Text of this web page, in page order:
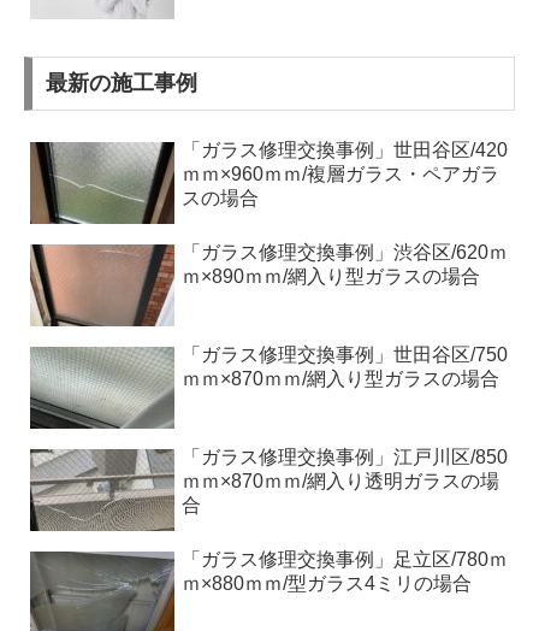
最新の施工事例
「ガラス修理交換事例」世田谷区/420
ｍｍ×960ｍｍ/複層ガラス・ペアガラ
スの場合
「ガラス修理交換事例」渋谷区/620ｍ
ｍ×890ｍｍ/網入り型ガラスの場合
「ガラス修理交換事例」世田谷区/750
ｍｍ×870ｍｍ/網入り型ガラスの場合
「ガラス修理交換事例」江戸川区/850
ｍｍ×870ｍｍ/網入り透明ガラスの場
合
「ガラス修理交換事例」足立区/780ｍ
ｍ×880ｍｍ/型ガラス4ミリの場合